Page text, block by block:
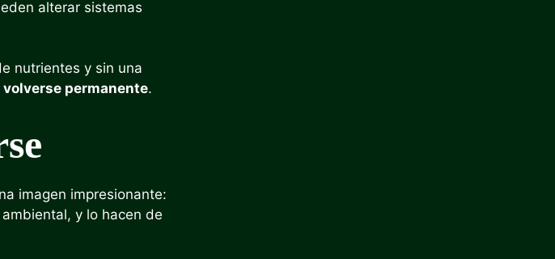
alterar sistemas
nutrientes y sin una
volverse permanente.
imagen impresionante:
y lo hacen de